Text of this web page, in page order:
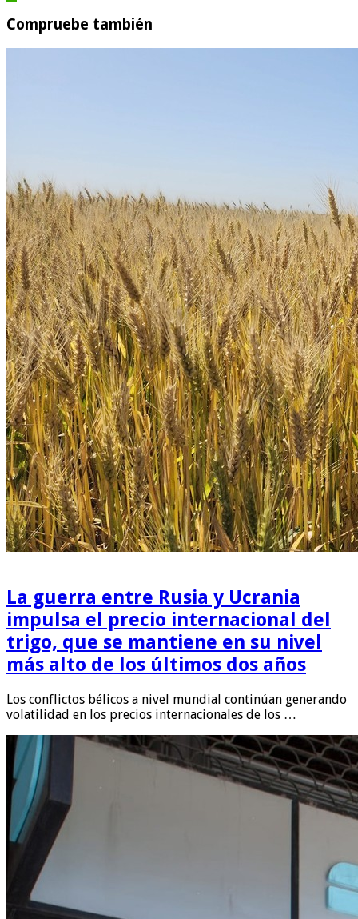
Compruebe también
La guerra entre Rusia y Ucrania
impulsa el precio internacional del
trigo, que se mantiene en su nivel
más alto de los últimos dos años
Los conflictos bélicos a nivel mundial continúan generando
volatilidad en los precios internacionales de los …